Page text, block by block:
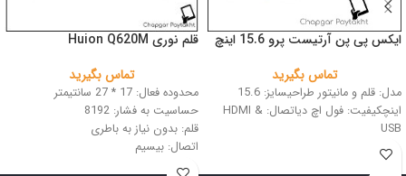
ایکس پی پن آرتیست پرو 15.6 اینچ
تماس بگیرید
مدل: قلم و مانیتور طراحیسایز: 15.6
اینچکیفیت: فول اچ دیاتصال: HDMI &
USB
قلم نوری Huion Q620M
تماس بگیرید
محدوده فعال: 17 * 27 سانتیمتر
حساسیت به فشار: 8192
قلم: بدون نیاز به باطری
اتصال: بیسیم
رنگ: مشکی